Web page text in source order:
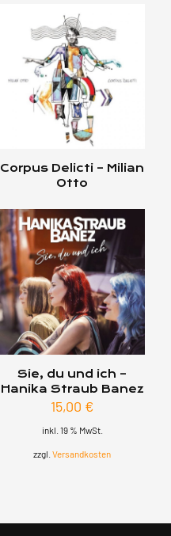
Corpus Delicti – Milian
Otto
Sie, du und ich –
Hanika Straub Banez
15,00 €
inkl. 19 % MwSt.
zzgl.Versandkosten